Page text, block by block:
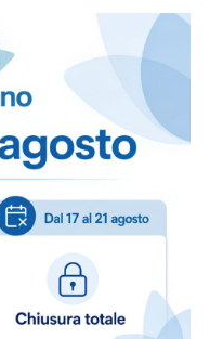
info@bogliano.it .
Per ogni informazione